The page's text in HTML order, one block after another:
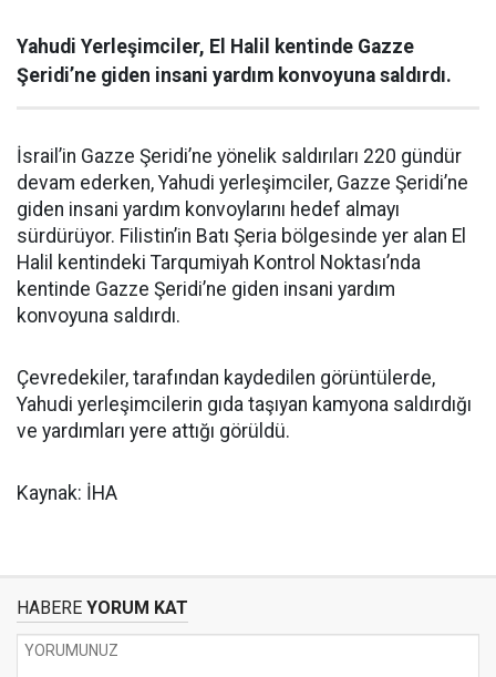
Yahudi Yerleşimciler, El Halil kentinde Gazze
Şeridi’ne giden insani yardım konvoyuna saldırdı.
İsrail’in Gazze Şeridi’ne yönelik saldırıları 220 gündür
devam ederken, Yahudi yerleşimciler, Gazze Şeridi’ne
giden insani yardım konvoylarını hedef almayı
sürdürüyor. Filistin’in Batı Şeria bölgesinde yer alan El
Halil kentindeki Tarqumiyah Kontrol Noktası’nda
kentinde Gazze Şeridi’ne giden insani yardım
konvoyuna saldırdı.
Çevredekiler, tarafından kaydedilen görüntülerde,
Yahudi yerleşimcilerin gıda taşıyan kamyona saldırdığı
ve yardımları yere attığı görüldü.
Kaynak: İHA
HABERE YORUM KAT